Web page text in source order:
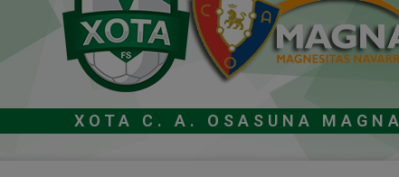
XOTA C. A. OSASUNA MAGNA